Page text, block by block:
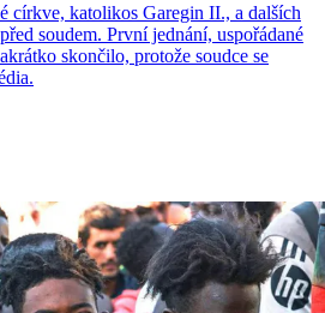
církve, katolikos Garegin II., a dalších
soudem. První jednání, uspořádané
skončilo, protože soudce se